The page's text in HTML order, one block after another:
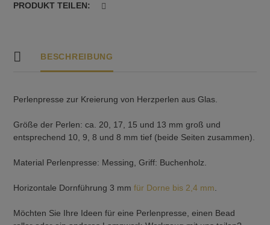
PRODUKT TEILEN:
BESCHREIBUNG
Perlenpresse zur Kreierung von Herzperlen aus Glas.
Größe der Perlen: ca. 20, 17, 15 und 13 mm groß und
entsprechend 10, 9, 8 und 8 mm tief (beide Seiten zusammen).
Material Perlenpresse: Messing, Griff: Buchenholz.
Horizontale Dornführung 3 mmfür Dorne bis 2,4 mm
Möchten Sie Ihre Ideen für eine Perlenpresse, einen Bead